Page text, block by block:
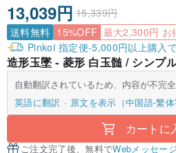
13,039円 15,339円
送料無料 15%OFF 最大2,300円 お
Pinkoi 指定便-5,000円以上購入
造形玉墜 - 菱形 白玉髄 / シンプ
自動翻訳されているため、内容が不完全
英語に翻訳
原文を表示（中国語-繁体
カートに
ご注文完了後、無料でWebメッセー